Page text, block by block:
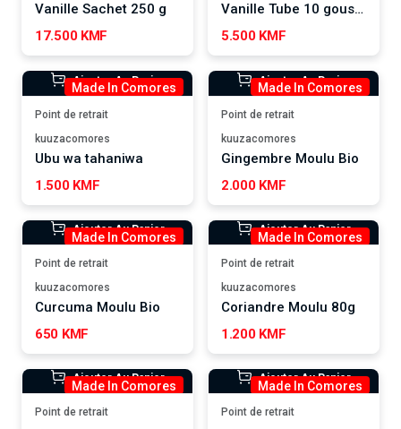
Vanille Sachet 250 g
17.500 KMF
Vanille Tube 10 gousses
5.500 KMF
Made In Comores
Ajouter Au Panier
Point de retrait
kuuzacomores
Ubu wa tahaniwa
1.500 KMF
Made In Comores
Ajouter Au Panier
Point de retrait
kuuzacomores
Gingembre Moulu Bio
2.000 KMF
Made In Comores
Ajouter Au Panier
Point de retrait
kuuzacomores
Curcuma Moulu Bio
650 KMF
Made In Comores
Ajouter Au Panier
Point de retrait
kuuzacomores
Coriandre Moulu 80g
1.200 KMF
Made In Comores
Ajouter Au Panier
Point de retrait
Made In Comores
Ajouter Au Panier
Point de retrait